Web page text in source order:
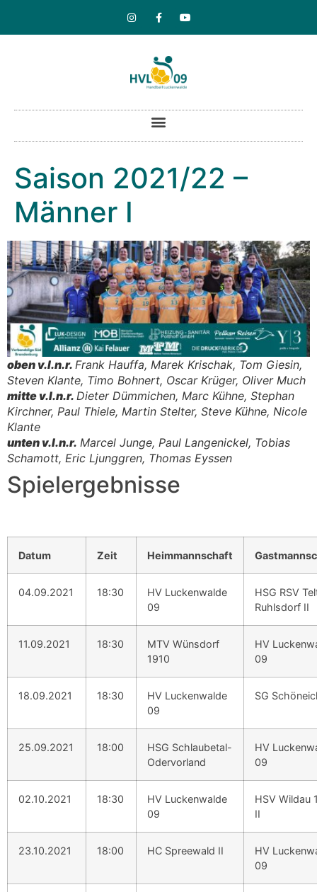
Saison 2021/22 –
Männer I
oben v.l.n.r. Frank Hauffa, Marek Krischak, Tom Giesin,
Steven Klante, Timo Bohnert, Oscar Krüger, Oliver Much
mitte v.l.n.r. Dieter Dümmichen, Marc Kühne, Stephan
Kirchner, Paul Thiele, Martin Stelter, Steve Kühne, Nicole
Klante
unten v.l.n.r. Marcel Junge, Paul Langenickel, Tobias
Schamott, Eric Ljunggren, Thomas Eyssen
Spielergebnisse
Datum Zeit Heimmannschaft
04.09.2021 18:30
HV Luckenwalde
09
HSG RSV
Ruhlsdorf II
11.09.2021 18:30
MTV Wünsdorf
1910
HV
09
18.09.2021 18:30
HV Luckenwalde
09
SG
25.09.2021 18:00
HSG Schlaubetal-
Odervorland
HV
09
02.10.2021 18:30
HV Luckenwalde
09
HSV Wildau
II
23.10.2021 18:00 HC Spreewald II
HV
09